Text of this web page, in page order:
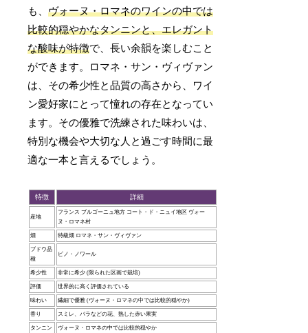
も、ヴォーヌ・ロマネのワインの中では
比較的穏やかなタンニンと、エレガント
な酸味が特徴で、長い余韻を楽しむこと
ができます。ロマネ・サン・ヴィヴァン
は、その希少性と品質の高さから、ワイ
ン愛好家にとって憧れの存在となってい
ます。その優雅で洗練された味わいは、
特別な機会や大切な人と過ごす時間に最
適な一本と言えるでしょう。
特徴 詳細
産地
フランス ブルゴーニュ地方 コート・ド・ニュイ地区 ヴォー
ヌ・ロマネ村
畑 特級畑 ロマネ・サン・ヴィヴァン
ブドウ品
種
ピノ・ノワール
希少性 非常に希少 (限られた区画で栽培)
評価 世界的に高く評価されている
味わい 繊細で優雅 (ヴォーヌ・ロマネの中では比較的穏やか)
香り スミレ、バラなどの花、熟した赤い果実
タンニン ヴォーヌ・ロマネの中では比較的穏やか